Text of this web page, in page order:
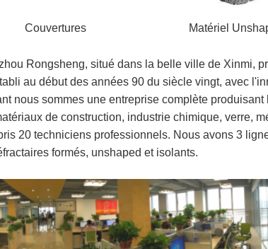
Couvertures Matériel
Rongsheng, situé dans la belle ville de Xinmi,
au début des années 90 du siècle vingt, avec
nous sommes une entreprise complète produisant
de construction, industrie chimique, verre,
20 techniciens professionnels. Nous avons 3
formés, unshaped et isolants.